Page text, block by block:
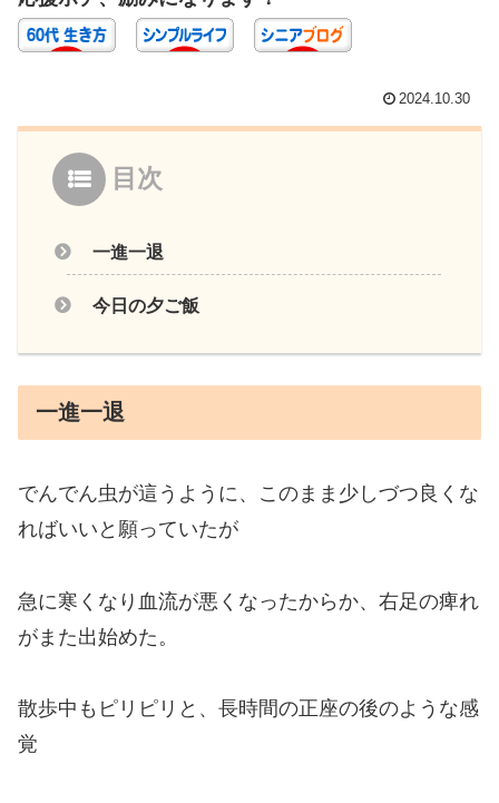
2024.10.30
目次
一進一退
今日の夕ご飯
一進一退
でんでん虫が這うように、このまま少しづつ良くな
ればいいと願っていたが
急に寒くなり血流が悪くなったからか、右足の痺れ
がまた出始めた。
散歩中もピリピリと、長時間の正座の後のような感
覚